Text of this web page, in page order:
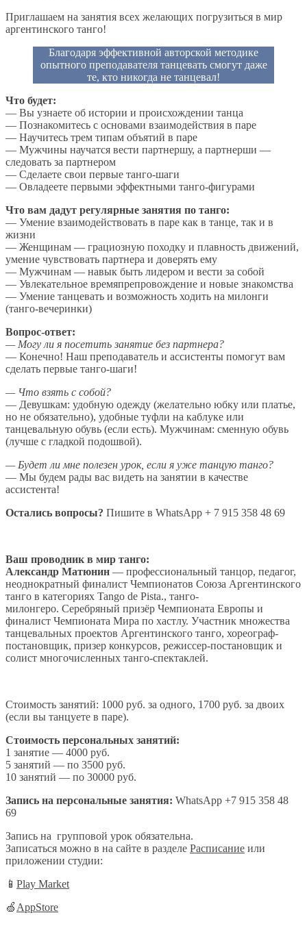
Приглашаем на занятия всех желающих погрузиться в мир
аргентинского танго!
Благодаря эффективной авторской методике
опытного преподавателя танцевать смогут даже
те, кто никогда не танцевал!
Что будет:
— Вы узнаете об истории и происхождении танца
— Познакомитесь с основами взаимодействия в паре
— Научитесь трем типам объятий в паре
— Мужчины научатся вести партнершу, а партнерши —
следовать за партнером
— Сделаете свои первые танго-шаги
— Овладеете первыми эффектными танго-фигурами
Что вам дадут регулярные занятия по танго:
— Умение взаимодействовать в паре как в танце, так и в
жизни
— Женщинам — грациозную походку и плавность движений,
умение чувствовать партнера и доверять ему
— Мужчинам — навык быть лидером и вести за собой
— Увлекательное времяпрепровождение и новые знакомства
— Умение танцевать и возможность ходить на милонги
(танго-вечеринки)
Вопрос-ответ:
— Могу ли я посетить занятие без партнера?
— Конечно! Наш преподаватель и ассистенты помогут вам
сделать первые танго-шаги!
— Что взять с собой?
— Девушкам: удобную одежду (желательно юбку или платье,
но не обязательно), удобные туфли на каблуке или
танцевальную обувь (если есть). Мужчинам: сменную обувь
(лучше с гладкой подошвой).
— Будет ли мне полезен урок, если я уже танцую танго?
— Мы будем рады вас видеть на занятии в качестве
ассистента!
Остались вопросы? Пишите в WhatsApp + 7 915 358 48 69
Ваш проводник в мир танго:
Александр Матюнин — профессиональный танцор, педагог,
неоднократный финалист Чемпионатов Союза Аргентинского
танго в категориях Tango de Pista., танго-
милонгеро. Серебряный призёр Чемпионата Европы и
финалист Чемпионата Мира по хастлу. Участник множества
танцевальных проектов Аргентинского танго, хореограф-
постановщик, призер конкурсов, режиссер-постановщик и
солист многочисленных танго-спектаклей.
Стоимость занятий: 1000 руб. за одного, 1700 руб. за двоих
(если вы танцуете в паре).
Стоимость персональных занятий:
1 занятие — 4000 руб.
5 занятий — по 3500 руб.
10 занятий — по 30000 руб.
Запись на персональные занятия: WhatsApp +7 915 358 48
69
Запись на групповой урок обязательна.
Записаться можно в на сайте в разделе Расписание или
приложении студии:
📱 Play Market
🍏 AppStore